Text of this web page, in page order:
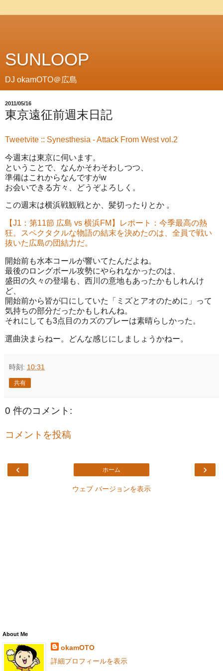
SUNLOOP
DJ okamOTO＠広島
2011/05/16
東京遠征前週末日記
Tweetvite :: Synesthesia - Attack From West vol.2
今週末は東京に伺います。
ということで、なんかそわそわしつつ、
準備はこれからなんですがw
お会いできる方々、どうぞよろしく。
この週末は横浜戦観戦とか、髪切ったりとか 。
【J1：第11節 広島 vs 横浜FM】レポート：今季最高の熱
狂。スペクタクルな物語の結末を決めたのは、全員で戦い
抜いた広島の団結力だ。
開始前も水本コールが響いてたんだよね。
最後のロングボール攻勢にやられなかったのは、
盛田の久々の登場も、西川の意地もあったかもしれんけ
ど、
開始前から皆が口にしていた「ミズとアオのために」って
気持ちの部分だったかもしれんね。
それにしても3点目のカズのプレーは素晴らしかった。
選曲決まらねー。どんな感じにしましょうかねー。
時刻: 10:31
共有
0 件のコメント:
コメントを投稿
‹ ›
ホーム
ウェブ バージョンを表示
About Me
okamOTO
詳細プロフィールを表示